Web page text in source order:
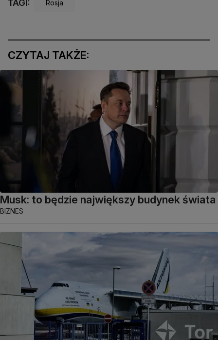
TAGI: Rosja
CZYTAJ TAKŻE:
Musk: to będzie największy budynek świata
BIZNES